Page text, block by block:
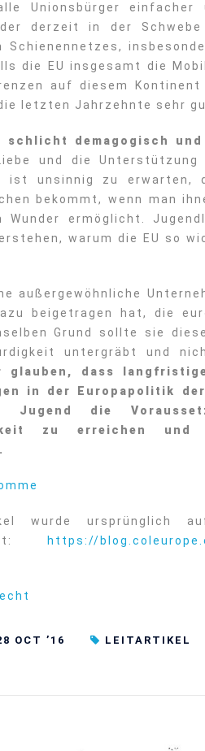
Unionsbürger
derzeit in der Schwebe
Schienennetzes,
die EU insgesamt die
auf diesem
letzten Jahrzehnte sehr
schlicht demagogisch
und die Unterstützung
ist unsinnig zu erwarten,
bekommt, wenn man
Wunder ermöglicht.
warum die EU so
außergewöhnliche
beigetragen hat, die
Grund sollte sie
untergräbt und
glauben, dass
in der Europapolitik
Jugend die
zu erreichen
wurde ursprünglich
https://
OCT ’16 LEITARTIKEL